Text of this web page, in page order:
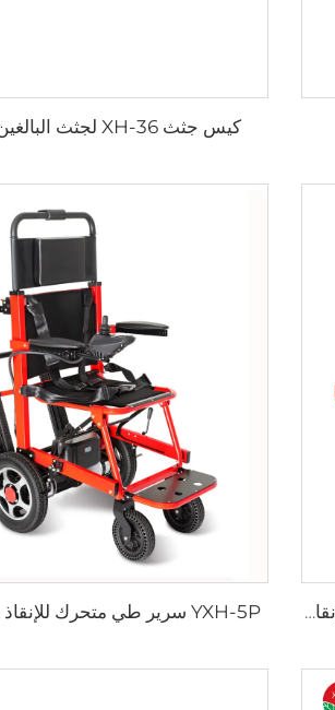
كيس جثث XH-36 لجثث البالغين في الجنازات
YXH-1N(B) سهل التنظيف خفيف الوزن كرسي إنقاذ قابل للطي YXH-5P سرير طي متحرك للإنقاذ الطبي الكهربائي